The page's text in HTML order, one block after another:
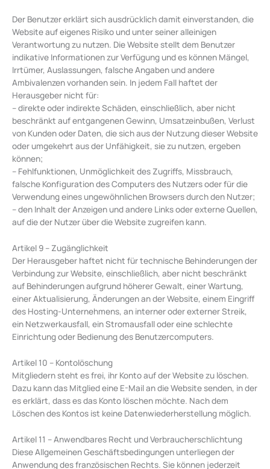
Der Benutzer erklärt sich ausdrücklich damit einverstanden, die
Website auf eigenes Risiko und unter seiner alleinigen
Verantwortung zu nutzen. Die Website stellt dem Benutzer
indikative Informationen zur Verfügung und es können Mängel,
Irrtümer, Auslassungen, falsche Angaben und andere
Ambivalenzen vorhanden sein. In jedem Fall haftet der
Herausgeber nicht für:
– direkte oder indirekte Schäden, einschließlich, aber nicht
beschränkt auf entgangenen Gewinn, Umsatzeinbußen, Verlust
von Kunden oder Daten, die sich aus der Nutzung dieser Website
oder umgekehrt aus der Unfähigkeit, sie zu nutzen, ergeben
können;
– Fehlfunktionen, Unmöglichkeit des Zugriffs, Missbrauch,
falsche Konfiguration des Computers des Nutzers oder für die
Verwendung eines ungewöhnlichen Browsers durch den Nutzer;
– den Inhalt der Anzeigen und andere Links oder externe Quellen,
auf die der Nutzer über die Website zugreifen kann.
Artikel 9 – Zugänglichkeit
Der Herausgeber haftet nicht für technische Behinderungen der
Verbindung zur Website, einschließlich, aber nicht beschränkt
auf Behinderungen aufgrund höherer Gewalt, einer Wartung,
einer Aktualisierung, Änderungen an der Website, einem Eingriff
des Hosting-Unternehmens, an interner oder externer Streik,
ein Netzwerkausfall, ein Stromausfall oder eine schlechte
Einrichtung oder Bedienung des Benutzercomputers.
Artikel 10 – Kontolöschung
Mitgliedern steht es frei, ihr Konto auf der Website zu löschen.
Dazu kann das Mitglied eine E-Mail an die Website senden, in der
es erklärt, dass es das Konto löschen möchte. Nach dem
Löschen des Kontos ist keine Datenwiederherstellung möglich.
Artikel 11 – Anwendbares Recht und Verbraucherschlichtung
Diese Allgemeinen Geschäftsbedingungen unterliegen der
Anwendung des französischen Rechts. Sie können jederzeit